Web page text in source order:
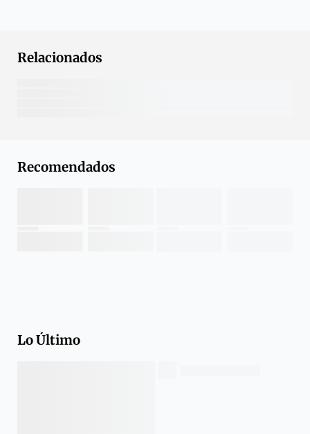
Relacionados
Recomendados
Lo Último